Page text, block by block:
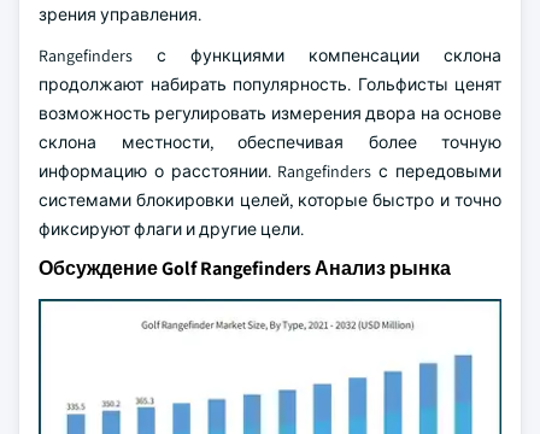
зрения управления.
Rangefinders с функциями компенсации склона
продолжают набирать популярность. Гольфисты ценят
возможность регулировать измерения двора на основе
склона местности, обеспечивая более точную
информацию о расстоянии. Rangefinders с передовыми
системами блокировки целей, которые быстро и точно
фиксируют флаги и другие цели.
Обсуждение Golf Rangefinders Анализ рынка